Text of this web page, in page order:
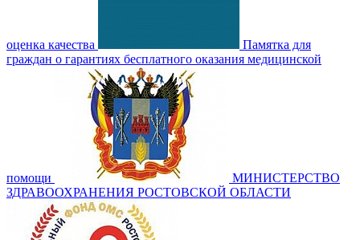
оценка качества
Памятка для
граждан о гарантиях бесплатного оказания медицинской
помощи
МИНИСТЕРСТВО
ЗДРАВООХРАНЕНИЯ РОСТОВСКОЙ ОБЛАСТИ